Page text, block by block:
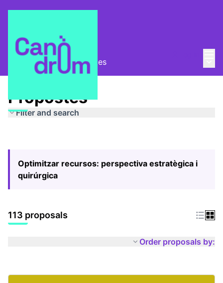
Pla Estratègic Propostes
Propostes
Filter and search
Optimitzar recursos: perspectiva estratègica i
quirúrgica
113 proposals
Order proposals by: